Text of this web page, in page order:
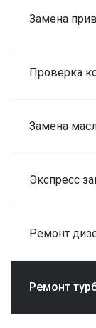
Замена
Проверка
Замена
Экспресс
Ремонт
Ремонт